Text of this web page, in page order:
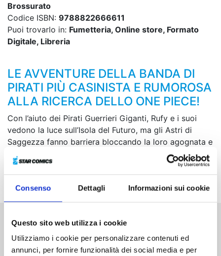
Consenso Dettagli Informazioni sui cookie
Questo sito web utilizza i cookie
Utilizziamo i cookie per personalizzare contenuti ed
annunci, per fornire funzionalità dei social media e per
Brossurato
Codice ISBN: 9788822666611
Puoi trovarlo in: Fumetteria, Online store, Formato
Digitale, Libreria
LE AVVENTURE DELLA BANDA DI
PIRATI PIÙ CASINISTA E RUMOROSA
ALLA RICERCA DELLO ONE PIECE!
Con l’aiuto dei Pirati Guerrieri Giganti, Rufy e i suoi
vedono la luce sull’Isola del Futuro, ma gli Astri di
Saggezza fanno barriera bloccando la loro agognata e
rocambolesca fuga. Intanto comincia la trasmissione
del messaggio registrato da Vegapunk prima di morire,
e il suo contenuto fa tremare il mondo...
Altri volumi della serie